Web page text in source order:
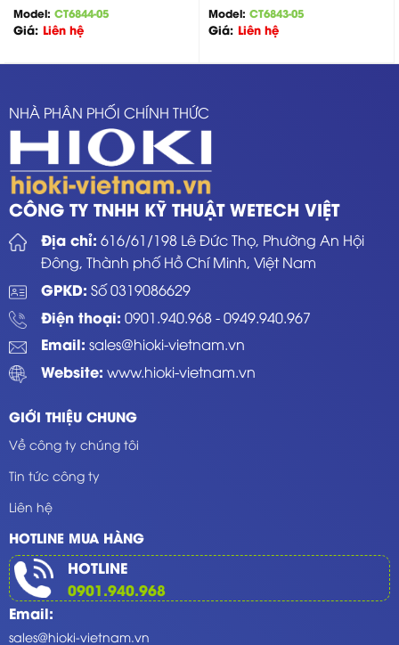
Model: CT6844-05
Giá: Liên hệ
Model: CT6843-05
Giá: Liên hệ
NHÀ PHÂN PHỐI CHÍNH THỨC
CÔNG TY TNHH KỸ THUẬT WETECH VIỆT
Địa chỉ: 616/61/198 Lê Đức Thọ, Phường An Hội
Đông, Thành phố Hồ Chí Minh, Việt Nam
GPKD: Số 0319086629
Điện thoại: 0901.940.968-0949.940.967
Email: sales@hioki-vietnam.vn
Website: www.hioki-vietnam.vn
GIỚI THIỆU CHUNG
Về công ty chúng tôi
Tin tức công ty
Liên hệ
HOTLINE MUA HÀNG
HOTLINE
0901.940.968
Email:
sales@hioki-vietnam.vn